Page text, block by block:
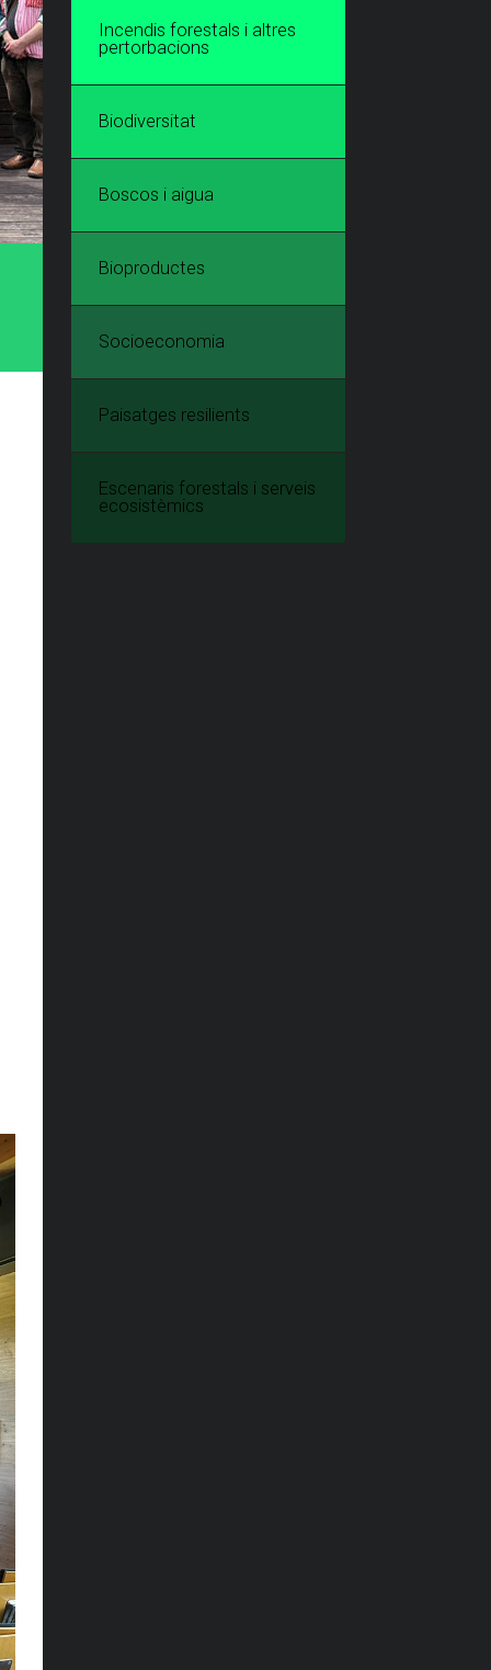
Incendis forestals i altres
pertorbacions
Biodiversitat
Boscos i aigua
Bioproductes
Socioeconomia
Paisatges resilients
Escenaris forestals i serveis
ecosistèmics